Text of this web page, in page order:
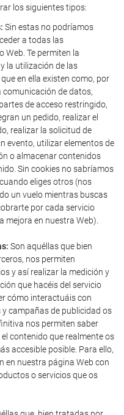
los siguientes tipos:
Sin estas no podríamos
a todas las
Web. Te permiten la
la utilización de las
en ella existen como, por
de datos,
de acceso restringido,
un pedido, realizar el
realizar la solicitud de
evento, utilizar elementos de
o almacenar contenidos
Sin cookies no sabríamos
eliges otros (nos
un vuelo mientras buscas
por cada servicio
mejora en nuestra Web).
Son aquéllas que bien
nos permiten
y así realizar la medición y
que hacéis del servicio
cómo interactuáis con
campañas de publicidad os
nos permiten saber
contenido que realmente os
accesible posible. Para ello,
en nuestra página Web con
o servicios que os